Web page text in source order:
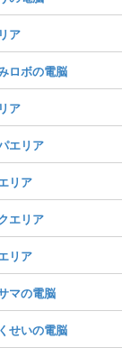
ア
ロボの電脳
ア
エリア
リア
エリア
リア
マの電脳
せいの電脳